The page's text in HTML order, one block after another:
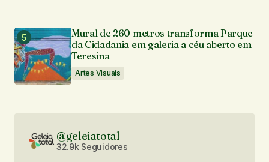
Mural de 260 metros transforma Parque
da Cidadania em galeria a céu aberto em
Teresina
Artes Visuais
@geleiatotal
32.9k Seguidores